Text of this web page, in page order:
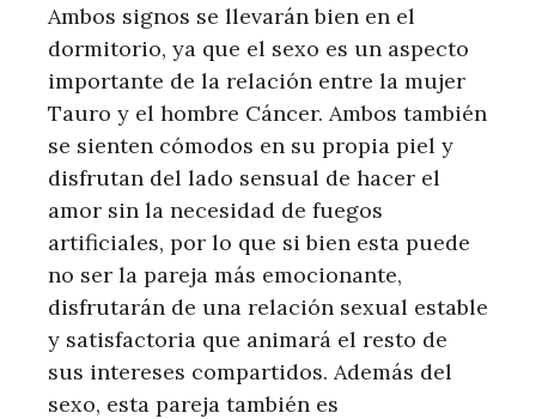
Ambos signos se llevarán bien en el
dormitorio, ya que el sexo es un aspecto
importante de la relación entre la mujer
Tauro y el hombre Cáncer. Ambos también
se sienten cómodos en su propia piel y
disfrutan del lado sensual de hacer el
amor sin la necesidad de fuegos
artificiales, por lo que si bien esta puede
no ser la pareja más emocionante,
disfrutarán de una relación sexual estable
y satisfactoria que animará el resto de
sus intereses compartidos. Además del
sexo, esta pareja también es